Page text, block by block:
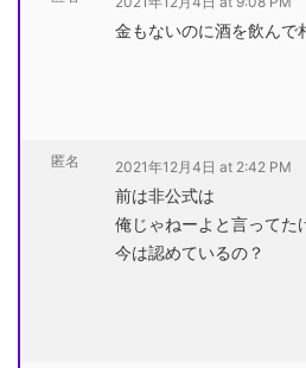
金もないのに酒を飲んで
匿名 2021年12月4日 at 2:42 PM
前は非公式は
俺じゃねーよと言ってた
今は認めているの？